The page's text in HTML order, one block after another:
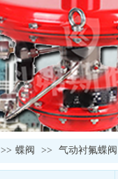
>> 蝶阀 >> 气动衬氟蝶